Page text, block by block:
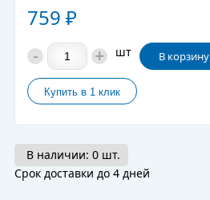
759 ₽
- + шт В корзину
В наличии: 0 шт.
Срок доставки до 4 дней